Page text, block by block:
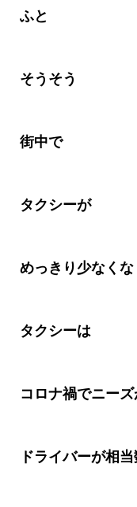
ふと
そうそう
街中で
タクシーが
めっきり少なく
タクシーは
コロナ禍でニー
ドライバーが相